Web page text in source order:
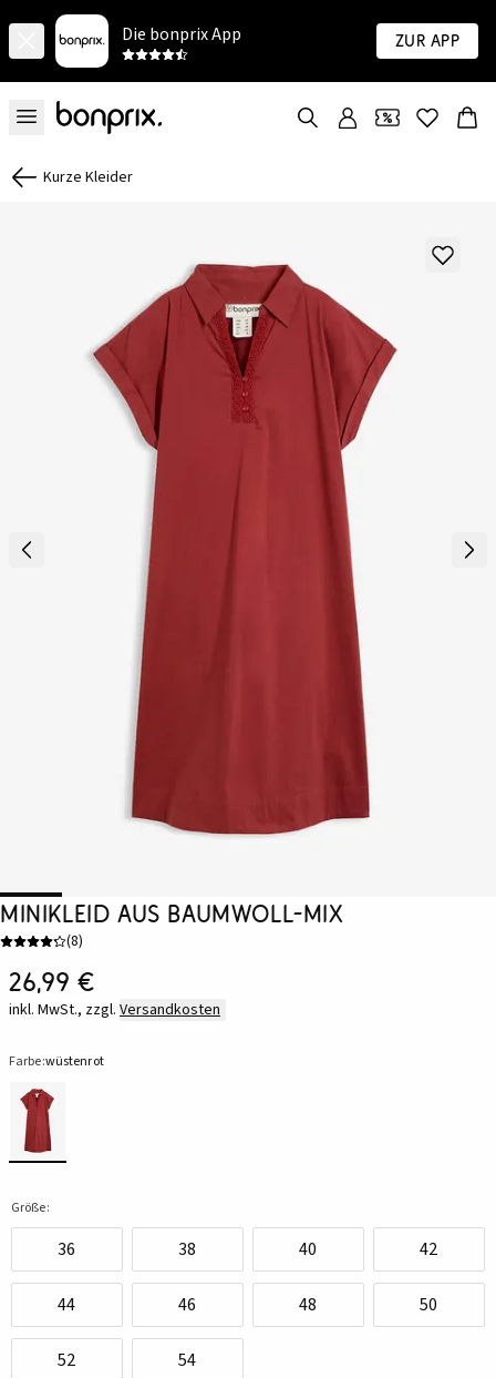
Die bonprix App Zur App
Kurze Kleider
Minikleid aus Baumwoll-Mix
(8)
26,99 €
inkl. MwSt., zzgl. Versandkosten
Farbe:wüstenrot
Größe:
36 38 40 42
44 46 48 50
52 54